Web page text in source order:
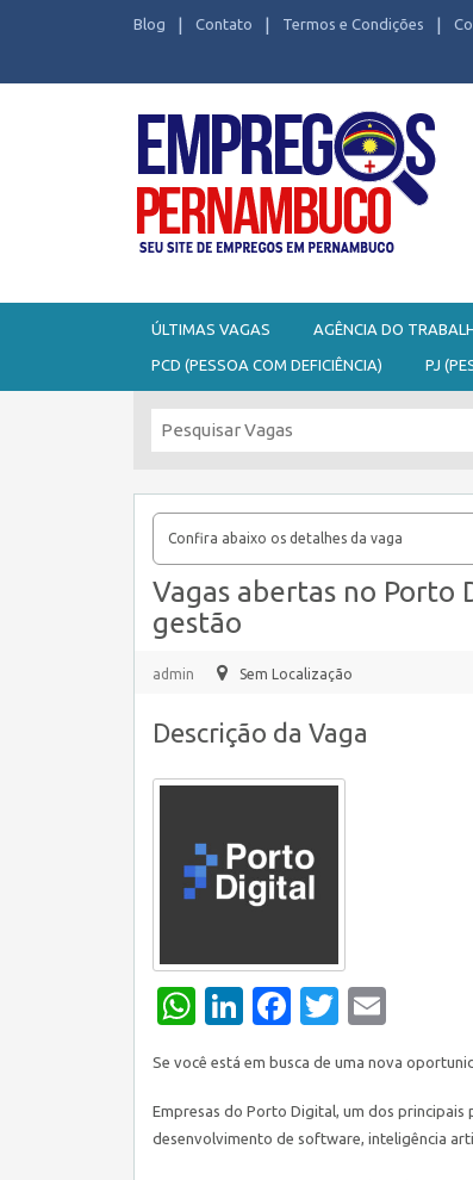
Blog Contato Termos e Condições
ÚLTIMAS VAGAS AGÊNCIA DO
PCD (PESSOA COM DEFICIÊNCIA) PJ
Confira abaixo os detalhes da vaga
Vagas abertas no Porto
gestão
admin Sem Localização
Descrição da Vaga
WhatsApp
LinkedIn
Facebook
Twitter
Se você está em busca de uma nova
Empresas do Porto Digital, um dos principais
desenvolvimento de software, inteligência